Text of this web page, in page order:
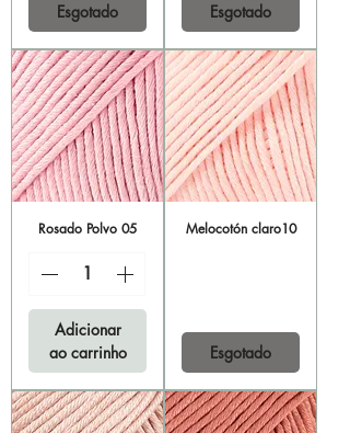
Esgotado Esgotado
Rosado Polvo 05
Adicionar
ao carrinho
Melocotón claro10
Esgotado